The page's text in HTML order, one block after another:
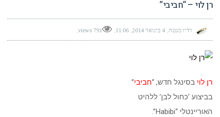
רן לוי – “חביבי”
רדיו מנטה 4 בינואר 2014 11:06
791 views
רן לוי בסינגל חדש, “חביבי”
בביצוע ‘כחול לבן’ ללהיט
האוריינטלי “Habibi”.